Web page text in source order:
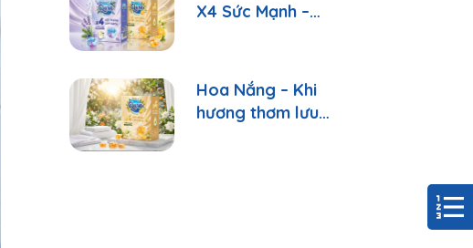
X4 Sức Mạnh –
Hoa Nắng – Khi
hương thơm lưu